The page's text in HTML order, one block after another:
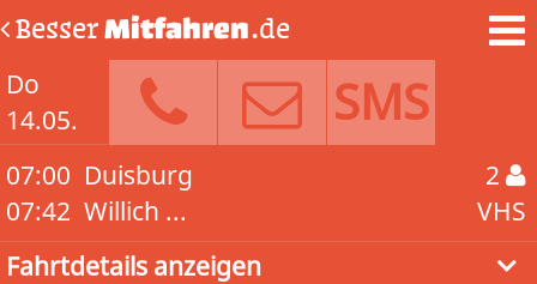
BesserMitfahren.de
Do
14.05.
SMS
07:00
07:42
Duisburg
Willich ...
2
VHS
Fahrtdetails anzeigen